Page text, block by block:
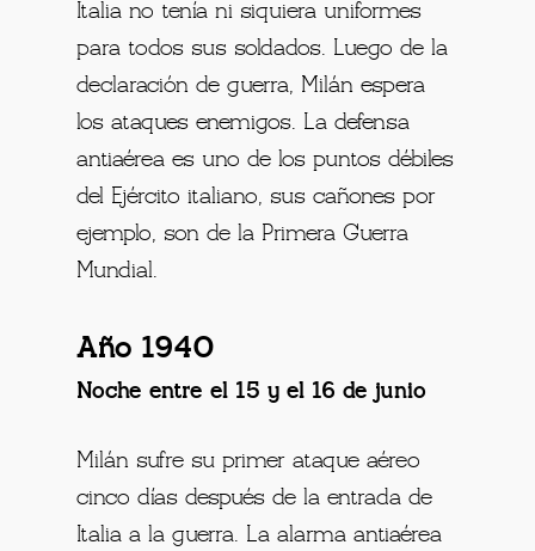
Italia no tenía ni siquiera uniformes
para todos sus soldados. Luego de la
declaración de guerra, Milán espera
los ataques enemigos. La defensa
antiaérea es uno de los puntos débiles
del Ejército italiano, sus cañones por
ejemplo, son de la Primera Guerra
Mundial.
Año 1940
Noche entre el 15 y el 16 de junio
Milán sufre su primer ataque aéreo
cinco días después de la entrada de
Italia a la guerra. La alarma antiaérea